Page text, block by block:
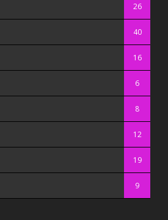
26
40
16
6
8
12
19
9